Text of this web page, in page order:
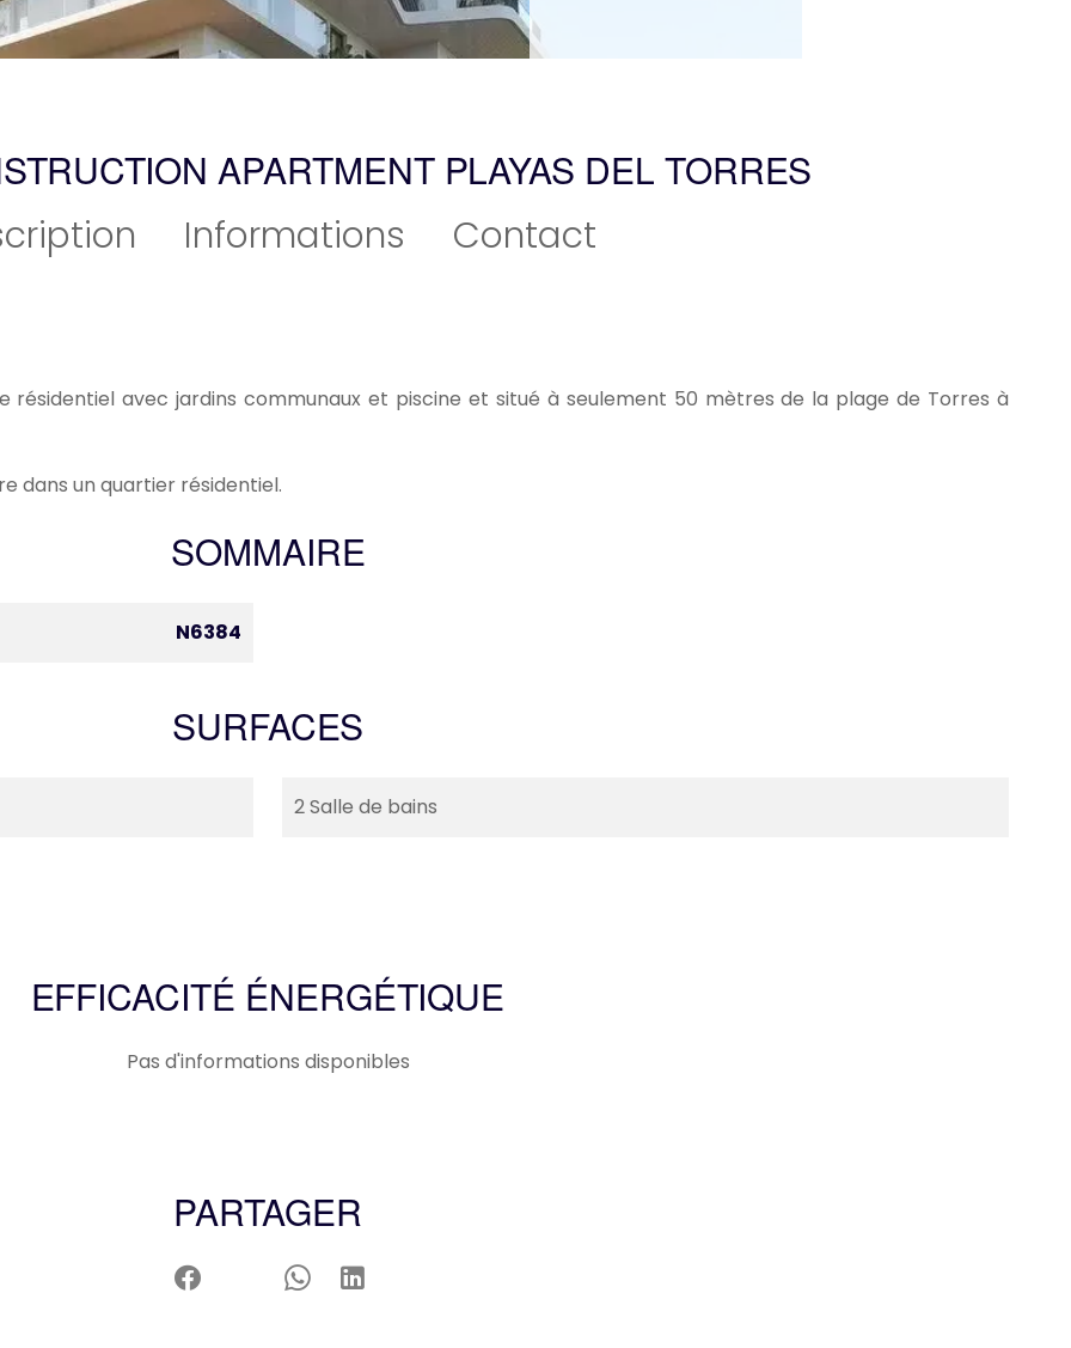
APARTMENT PLAYAS DEL TORRES
Informations Contact
avec jardins communaux et piscine et situé à seulement 50 mètres de la plage de Torres à
dans un quartier résidentiel.
SOMMAIRE
N6384
SURFACES
2 Salle de bains
EFFICACITÉ ÉNERGÉTIQUE
Pas d'informations disponibles
PARTAGER